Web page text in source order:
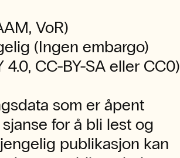
VoR)
(Ingen embargo)
CC-BY-SA eller CC0)
som er åpent
for å bli lest og
publikasjon kan